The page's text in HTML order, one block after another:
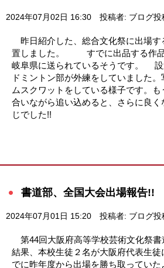
2024年07月02日 16:30 投稿者: ブログ投
昨日紹介した、総合文化祭に出場す
置しました。 すでに出品する作品
岐阜県に送られているそうです。 設
ドミントン部が外練をしていました
ムスクワットをしている様子です。
合いながら追い込めると、さらに良
じでした!!
書道部、全国大会出場報告!!
2024年07月01日 15:20 投稿者: ブログ投
第44回大阪府高等学校芸術文化祭書
結果、本校生徒２名が大阪府代表生
でに昨年度から出場を勝ち取ってい